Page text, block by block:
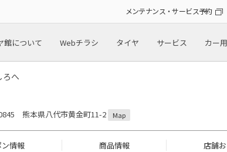
メンテナンス・サービス予約
館について Webチラシ タイヤ サービス カー
ろへ
熊本県八代市黄金町11-2 Map
情報 商品情報 店舗